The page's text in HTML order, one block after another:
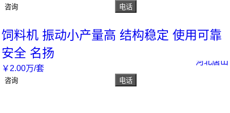
咨询 电话
饲料机 振动小产量高 结构稳定 使用可靠
安全 名扬
￥ 2.00万/套
河北唐山
咨询 电话